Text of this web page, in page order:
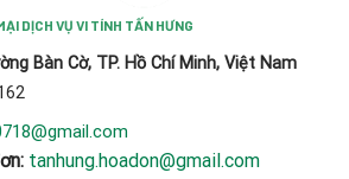
DỊCH VỤ VI TÍNH TẤN HƯNG
Bàn Cờ, TP. Hồ Chí Minh, Việt Nam
tanhung.hoadon@gmail.com